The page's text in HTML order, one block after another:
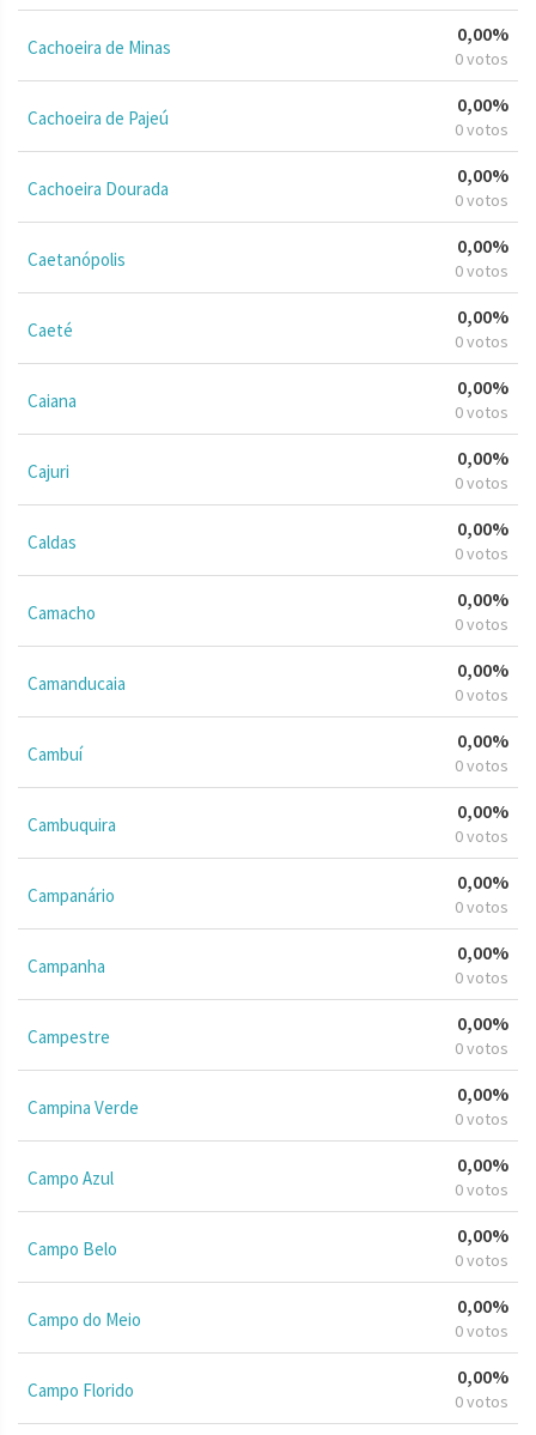
Cachoeira de Minas
0,00%
0 votos
Cachoeira de Pajeú
0,00%
0 votos
Cachoeira Dourada
0,00%
0 votos
Caetanópolis
0,00%
0 votos
Caeté
0,00%
0 votos
Caiana
0,00%
0 votos
Cajuri
0,00%
0 votos
Caldas
0,00%
0 votos
Camacho
0,00%
0 votos
Camanducaia
0,00%
0 votos
Cambuí
0,00%
0 votos
Cambuquira
0,00%
0 votos
Campanário
0,00%
0 votos
Campanha
0,00%
0 votos
Campestre
0,00%
0 votos
Campina Verde
0,00%
0 votos
Campo Azul
0,00%
0 votos
Campo Belo
0,00%
0 votos
Campo do Meio
0,00%
0 votos
Campo Florido
0,00%
0 votos